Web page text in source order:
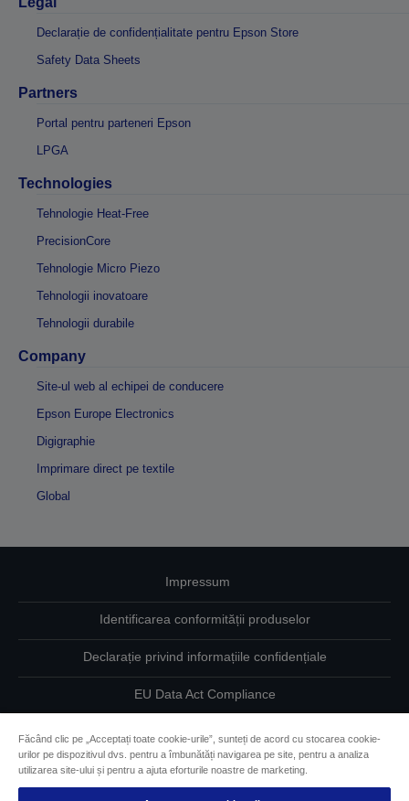
Declarație de confidențialitate pentru Epson Store
Safety Data Sheets
Partners
Portal pentru parteneri Epson
LPGA
Technologies
Tehnologie Heat-Free
PrecisionCore
Tehnologie Micro Piezo
Tehnologii inovatoare
Tehnologii durabile
Company
Site-ul web al echipei de conducere
Epson Europe Electronics
Digigraphie
Imprimare direct pe textile
Global
Impressum
Identificarea conformității produselor
Declarație privind informațiile confidențiale
EU Data Act Compliance
Informaţii despre modulele cookie
Făcând clic pe „Acceptați toate cookie-urile”, sunteți de acord cu stocarea cookie-
urilor pe dispozitivul dvs. pentru a îmbunătăți navigarea pe site, pentru a analiza
utilizarea site-ului și pentru a ajuta eforturile noastre de marketing.